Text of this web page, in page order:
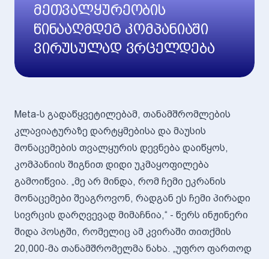
მეთვალყურეობის
წინააღმდეგ კომპანიაში
ვირუსულად ვრცელდება
Meta-ს გადაწყვეტილებამ, თანამშრომლების
კლავიატურაზე დარტყმებისა და მაუსის
მონაცემების თვალყურის დევნება დაიწყოს,
კომპანიის შიგნით დიდი უკმაყოფილება
გამოიწვია. „მე არ მინდა, რომ ჩემი ეკრანის
მონაცემები შეაგროვონ, რადგან ეს ჩემი პირადი
სივრცის დარღვევად მიმაჩნია,“ - წერს ინჟინერი
შიდა პოსტში, რომელიც ამ კვირაში თითქმის
20,000-მა თანამშრომელმა ნახა. „უფრო ფართოდ